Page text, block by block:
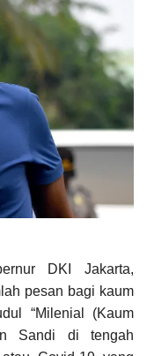
DKI Jakarta,
pesan bagi kaum
“Milenial (Kaum
Sandi di tengah